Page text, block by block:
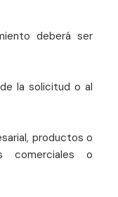
deberá ser
la solicitud o al
productos o
comerciales o